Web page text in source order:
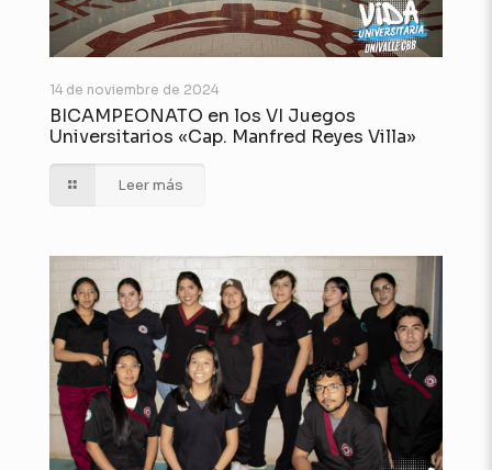
14 de noviembre de 2024
BICAMPEONATO en los VI Juegos
Universitarios «Cap. Manfred Reyes Villa»
Leer más